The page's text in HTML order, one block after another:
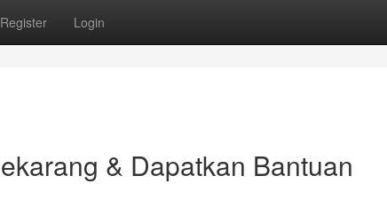
Register Login
& Dapatkan Bantuan